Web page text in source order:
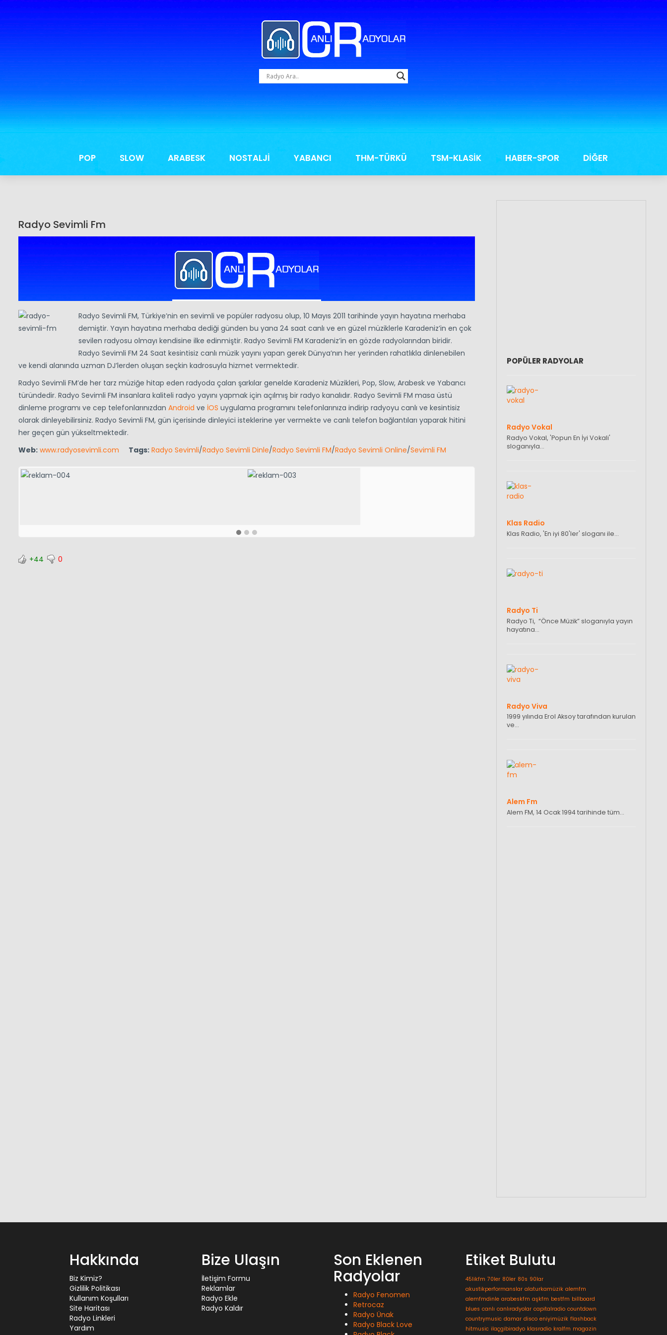
POP SLOW ARABESK NOSTALJİ YABANCI THM-TÜRKÜ TSM-KLASİK HABER-SPOR DİĞER
Radyo Sevimli Fm
Radyo Sevimli FM, Türkiye’nin en sevimli ve popüler radyosu olup, 10 Mayıs 2011 tarihinde yayın hayatına merhaba
demiştir. Yayın hayatına merhaba dediği günden bu yana 24 saat canlı ve en güzel müziklerle Karadeniz’in en çok
sevilen radyosu olmayı kendisine ilke edinmiştir. Radyo Sevimli FM Karadeniz’in en gözde radyolarından biridir.
Radyo Sevimli FM 24 Saat kesintisiz canlı müzik yayını yapan gerek Dünya’nın her yerinden rahatlıkla dinlenebilen
ve kendi alanında uzman DJ’lerden oluşan seçkin kadrosuyla hizmet vermektedir.
Radyo Sevimli FM’de her tarz müziğe hitap eden radyoda çalan şarkılar genelde Karadeniz Müzikleri, Pop, Slow, Arabesk ve Yabancı
türündedir. Radyo Sevimli FM insanlara kaliteli radyo yayını yapmak için açılmış bir radyo kanalıdır. Radyo Sevimli FM masa üstü
dinleme programı ve cep telefonlarınızdan Android ve İOS uygulama programını telefonlarınıza indirip radyoyu canlı ve kesintisiz
olarak dinleyebilirsiniz. Radyo Sevimli FM, gün içerisinde dinleyici isteklerine yer vermekte ve canlı telefon bağlantıları yaparak hitini
her geçen gün yükseltmektedir.
Web: www.radyosevimli.com Tags: Radyo Sevimli/Radyo Sevimli Dinle/Radyo Sevimli FM/Radyo Sevimli Online/Sevimli FM
+44 0
POPÜLER RADYOLAR
Radyo Vokal
Radyo Vokal, 'Popun En İyi Vokali'
sloganıyla…
Klas Radio
Klas Radio, 'En iyi 80'ler' sloganı ile…
Radyo Ti
Radyo Ti, “Önce Müzik” sloganıyla yayın
hayatına…
Radyo Viva
1999 yılında Erol Aksoy tarafından kurulan
ve…
Alem Fm
Alem FM, 14 Ocak 1994 tarihinde tüm…
Hakkında
Biz Kimiz?
Gizlilik Politikası
Kullanım Koşulları
Site Haritası
Radyo Linkleri
Yardım
Bize Ulaşın
İletişim Formu
Reklamlar
Radyo Ekle
Radyo Kaldır
Son Eklenen
Radyolar
Radyo Fenomen
Retrocaz
Radyo Ünak
Radyo Black Love
Etiket Bulutu
45likfm 70ler 80ler 80s 90lar
akustikperformanslar alaturkamüzik alemfm
alemfmdinle arabeskfm aşkfm bestfm billboard
blues canlı canlıradyolar capitalradio countdown
countrymusic damar disco eniyimüzik flashback
hitmusic ilaçgibiradyo klasradio kralfm magazin